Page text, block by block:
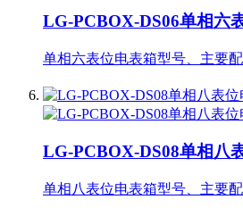
LG-PCBOX-DS06单相六
单相六表位电表箱型号、主要
LG-PCBOX-DS08单相八
单相八表位电表箱型号、主要